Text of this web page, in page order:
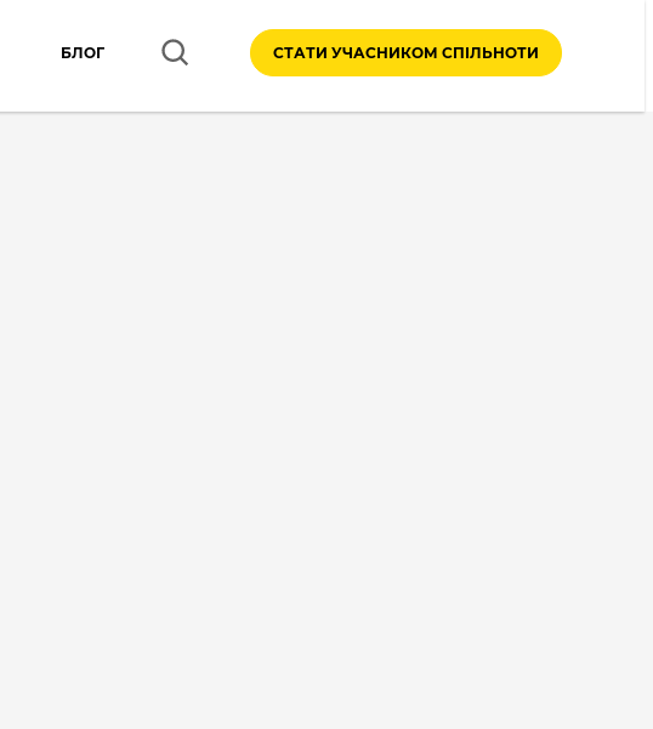
БЛОГ СТАТИ УЧАСНИКОМ СПІЛЬНОТИ